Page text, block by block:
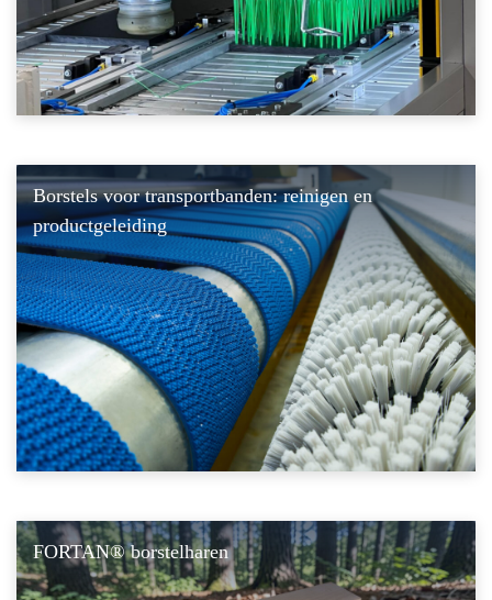
Borstels voor transportbanden: reinigen en
productgeleiding
FORTAN® borstelharen